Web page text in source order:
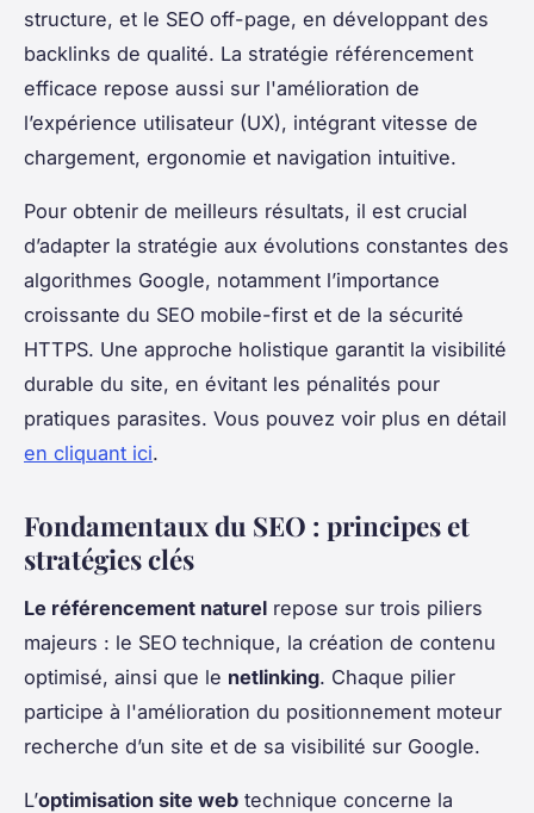
structure, et le SEO off-page, en développant des
backlinks de qualité. La stratégie référencement
efficace repose aussi sur l'amélioration de
l’expérience utilisateur (UX), intégrant vitesse de
chargement, ergonomie et navigation intuitive.
Pour obtenir de meilleurs résultats, il est crucial
d’adapter la stratégie aux évolutions constantes des
algorithmes Google, notamment l’importance
croissante du SEO mobile-first et de la sécurité
HTTPS. Une approche holistique garantit la visibilité
durable du site, en évitant les pénalités pour
pratiques parasites. Vous pouvez voir plus en détail
en cliquant ici.
Fondamentaux du SEO : principes et
stratégies clés
Le référencement naturel repose sur trois piliers
majeurs : le SEO technique, la création de contenu
optimisé, ainsi que le netlinking. Chaque pilier
participe à l'amélioration du positionnement moteur
recherche d’un site et de sa visibilité sur Google.
L’optimisation site web technique concerne la